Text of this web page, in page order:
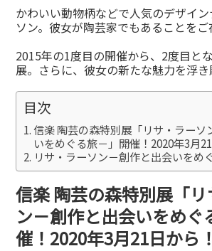
有
かわいい動物柄などで人気のデザイ
ソン。彼女が陶芸家でもあることをご
2015年の1度目の開催から、2度目と
展。さらに、彼女の新たな魅力を浮き
目次
信楽 陶芸の森特別展「リサ・ラーソ
いをめぐる旅－」開催！2020年3月
リサ・ラーソン－創作と出会いをめ
信楽 陶芸の森特別展「
ン－創作と出会いをめぐ
催！2020年3月21日から！